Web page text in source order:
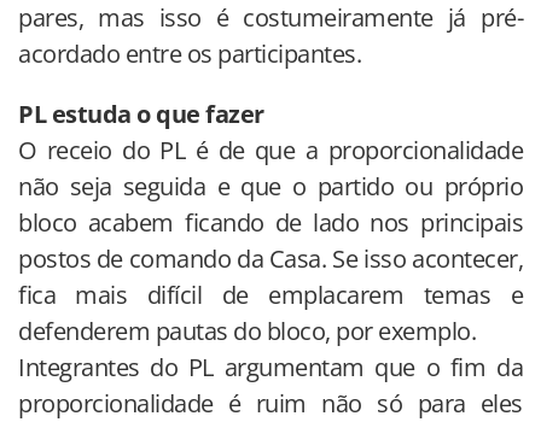
pares, mas isso é costumeiramente já pré-
acordado entre os participantes.
PL estuda o que fazer
O receio do PL é de que a proporcionalidade
não seja seguida e que o partido ou próprio
bloco acabem ficando de lado nos principais
postos de comando da Casa. Se isso acontecer,
fica mais difícil de emplacarem temas e
defenderem pautas do bloco, por exemplo.
Integrantes do PL argumentam que o fim da
proporcionalidade é ruim não só para eles